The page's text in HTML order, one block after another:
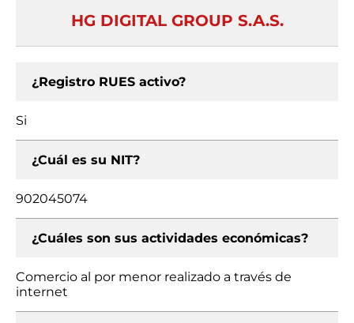
HG DIGITAL GROUP S.A.S.
¿Registro RUES activo?
Si
¿Cuál es su NIT?
902045074
¿Cuáles son sus actividades económicas?
Comercio al por menor realizado a través de
internet